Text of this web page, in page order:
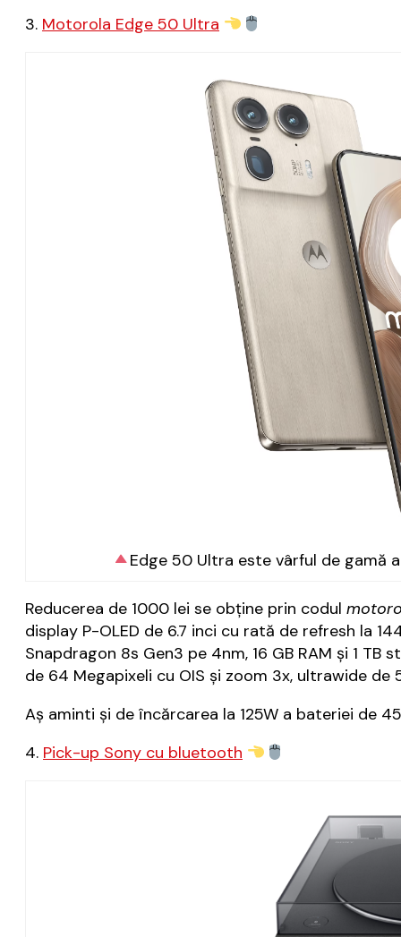
3. Motorola Edge 50 Ultra
Edge 50 Ultra este vârful de gamă
Reducerea de 1000 lei se obține prin codul
display P-OLED de 6.7 inci cu rată de refresh la
Snapdragon 8s Gen3 pe 4nm, 16 GB RAM și 1
de 64 Megapixeli cu OIS și zoom 3x, ultrawide de
Aș aminti și de încărcarea la 125W a bateriei de
4. Pick-up Sony cu bluetooth